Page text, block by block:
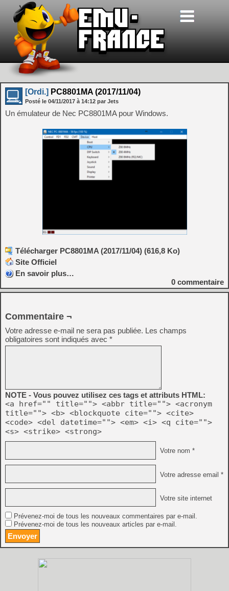
[Ordi.] PC8801MA (2017/11/04)
Posté le 04/11/2017 à 14:12 par Jets
Un émulateur de Nec PC8801MA pour Windows.
Télécharger PC8801MA (2017/11/04) (616,8 Ko)
Site Officiel
En savoir plus…
0 commentaire
Commentaire ¬
Votre adresse e-mail ne sera pas publiée. Les champs
obligatoires sont indiqués avec *
NOTE - Vous pouvez utilisez ces tags et attributs HTML:
<a href="" title=""> <abbr title=""> <acronym
title=""> <b> <blockquote cite=""> <cite>
<code> <del datetime=""> <em> <i> <q cite="">
<s> <strike> <strong>
Votre nom *
Votre adresse email *
Votre site internet
Prévenez-moi de tous les nouveaux commentaires par e-mail.
Prévenez-moi de tous les nouveaux articles par e-mail.